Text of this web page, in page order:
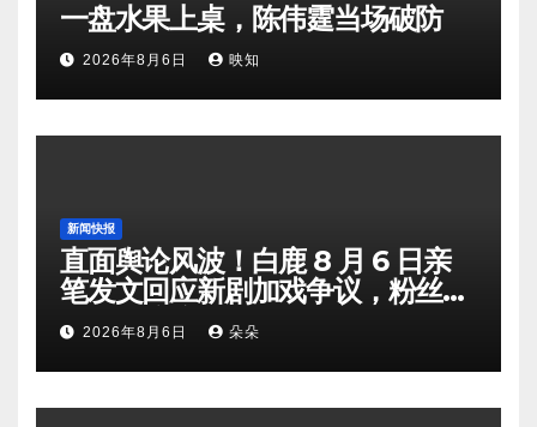
一盘水果上桌，陈伟霆当场破防
2026年8月6日 映知
新闻快报
直面舆论风波！白鹿 8 月 6 日亲
笔发文回应新剧加戏争议，粉丝剧
组矛盾暗流涌动
2026年8月6日 朵朵